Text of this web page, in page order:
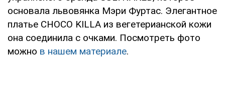
основала львовянка Мэри Фуртас. Элегантное
платье CHOCO KILLA из вегетерианской кожи
она соединила с очками. Посмотреть фото
можно в нашем материале.